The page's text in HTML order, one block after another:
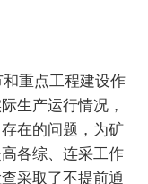
重点工程建设作
生产运行情况，
在的问题，为矿
各综、连采工作
采取了不提前通